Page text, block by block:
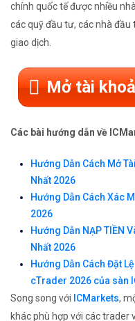
chính quốc tế được nhiều
các quỹ đầu tư, các nhà đầu
giao dịch.
Mở tài
Các bài hướng dẫn về
Hướng Dẫn Cách Mở
Nhất 2026
Hướng Dẫn Cách Xác
2026
Hướng Dẫn NẠP TIỀN
Nhất 2026
Hướng Dẫn Cách Đặt
cTrader 2026 của sàn
Song song với ICMarkets,
khác phù hợp với các trader